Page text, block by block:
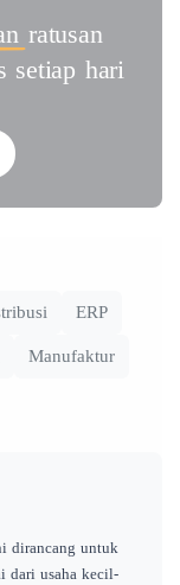
ratusan
setiap hari
ERP
Manufaktur
dirancang untuk
dari usaha kecil-